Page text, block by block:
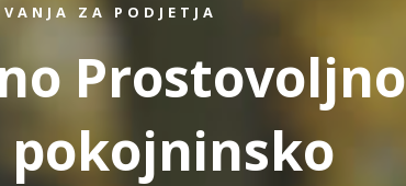
ZA PODJETJA
Prostovoljno